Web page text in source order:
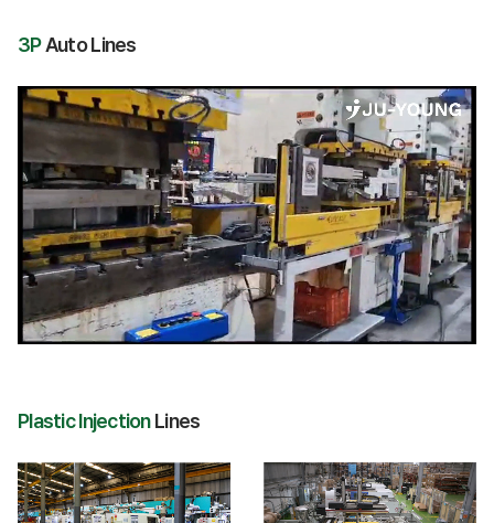
3PAuto Lines
Plastic InjectionLines